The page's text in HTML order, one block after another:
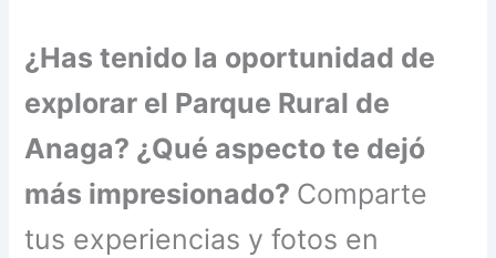
¿Has tenido la oportunidad de
explorar el Parque Rural de
Anaga? ¿Qué aspecto te dejó
más impresionado? Comparte
tus experiencias y fotos en